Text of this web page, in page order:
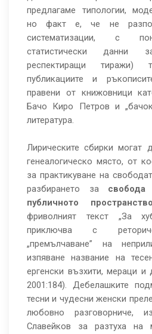
предлагаме типологии,
но факт е, че не
систематизации, с
статистически данни
респектиращи тиражи)
публикациите и
правени от книжовници
Бачо Киро Петров и
литература.
Лирическите сбирки могат
генеалогическо място, от
за практикуване на
разбирането за
публичното пространство
фриволният текст „За
приключва с
„премълчаване” на
изпяване название на
ергенски възхити, мераци и
2001:184). Дебелашките
тесни и чудесни женски
любовно разговорниче,
Славейков за разтуха на